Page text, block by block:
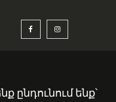
ընդունում ենք՝